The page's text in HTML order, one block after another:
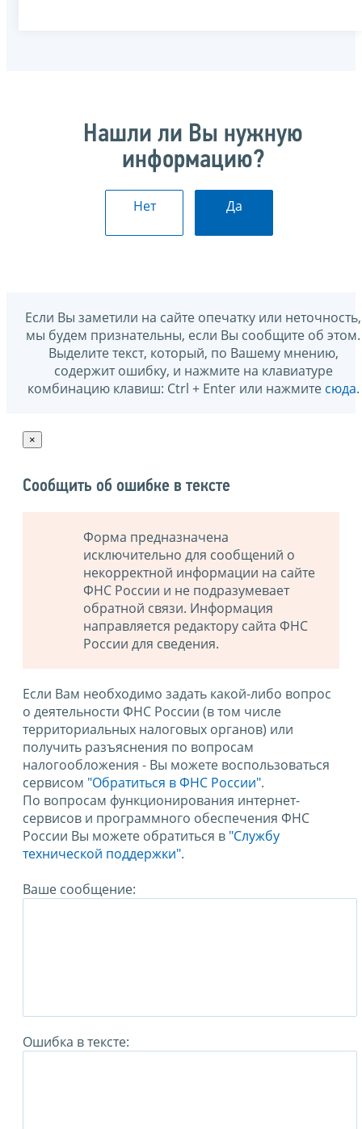
Нашли ли Вы нужную
информацию?
Нет Да
Если Вы заметили на сайте опечатку или неточность,
мы будем признательны, если Вы сообщите об этом.
Выделите текст, который, по Вашему мнению,
содержит ошибку, и нажмите на клавиатуре
комбинацию клавиш: Ctrl + Enter или нажмите сюда.
×
Сообщить об ошибке в тексте
Форма предназначена
исключительно для сообщений о
некорректной информации на сайте
ФНС России и не подразумевает
обратной связи. Информация
направляется редактору сайта ФНС
России для сведения.
Если Вам необходимо задать какой-либо вопрос
о деятельности ФНС России (в том числе
территориальных налоговых органов) или
получить разъяснения по вопросам
налогообложения - Вы можете воспользоваться
сервисом "Обратиться в ФНС России".
По вопросам функционирования интернет-
сервисов и программного обеспечения ФНС
России Вы можете обратиться в "Службу
технической поддержки".
Ваше сообщение:
Ошибка в тексте: